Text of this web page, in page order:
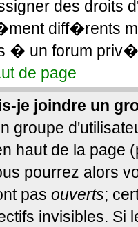
des droits
diff�rents
� un forum
de page
je joindre un
groupe
haut de la page
pourrez alors
pas ouverts;
invisibles. Si